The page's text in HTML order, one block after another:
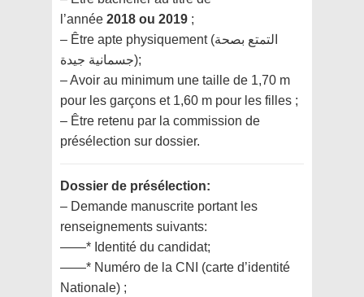
l’année 2018 ou 2019 ;
– Être apte physiquement (التمتع بصحة
جسمانية جيدة);
– Avoir au minimum une taille de 1,70 m
pour les garçons et 1,60 m pour les filles ;
– Être retenu par la commission de
présélection sur dossier.
Dossier de présélection:
– Demande manuscrite portant les
renseignements suivants:
——* Identité du candidat;
——* Numéro de la CNI (carte d’identité
Nationale) ;